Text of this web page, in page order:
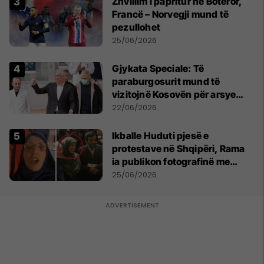
Francë – Norvegji mund të
pezullohet
25/06/2026
​Gjykata Speciale: Të
paraburgosurit mund të
vizitojnë Kosovën për arsye
humanitare
22/06/2026
Ikballe Huduti pjesë e
protestave në Shqipëri, Rama
ia publikon fotografinë me
Ahmadinejadin e Iranit
25/06/2026